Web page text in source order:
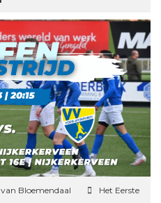
Bloemendaal
Het Eerste